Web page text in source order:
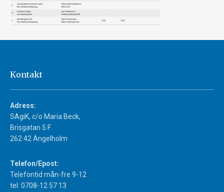
Kontakt
Adress:
SAgiK, c/o Maria Beck,
Brisgatan 5 F
262 42 Ängelholm
Telefon/Epost:
Telefontid mån-fre 9-12
tel: 0708-12 57 13